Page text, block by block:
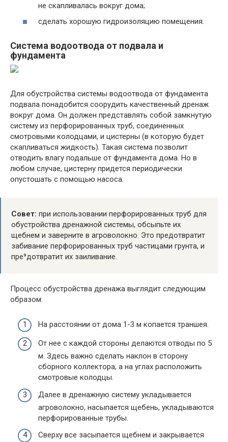
не скапливалась вокруг дома;
сделать хорошую гидроизоляцию помещения.
Система водоотвода от подвала и
фундамента
Для обустройства системы водоотвода от фундамента
подвала понадобится соорудить качественный дренаж
вокруг дома. Он должен представлять собой замкнутую
систему из перфорированных труб, соединенных
смотровыми колодцами, и цистерны (в которую будет
скапливаться жидкость). Такая система позволит
отводить влагу подальше от фундамента дома. Но в
любом случае, цистерну придется периодически
опустошать с помощью насоса.
Совет: при использовании перфорированных труб для
обустройства дренажной системы, обсыпьте их
щебнем и заверните в агроволокно. Это предотвратит
забивание перфорированных труб частицами грунта, и
пре⁹дотвратит их заиливание.
Процесс обустройства дренажа выглядит следующим
образом:
На расстоянии от дома 1-3 м копается траншея.
От нее с каждой стороны делаются отводы по 5
м. Здесь важно сделать наклон в сторону
сборного коллектора, а на углах расположить
смотровые колодцы.
Далее в дренажную систему укладывается
агроволокно, насыпается щебень, укладываются
перфорированные трубы.
Сверху все засыпается щебнем и закрывается